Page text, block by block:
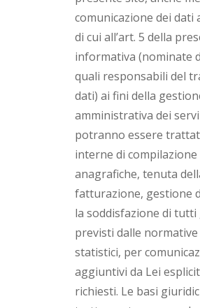
comunicazione dei dati
di cui all’art. 5 della
informativa (nominate
quali responsabili del
dati) ai fini della
amministrativa dei
potranno essere
interne di compilazione
anagrafiche, tenuta
fatturazione, gestione
la soddisfazione di
previsti dalle
statistici, per
aggiuntivi da Lei
richiesti. Le basi